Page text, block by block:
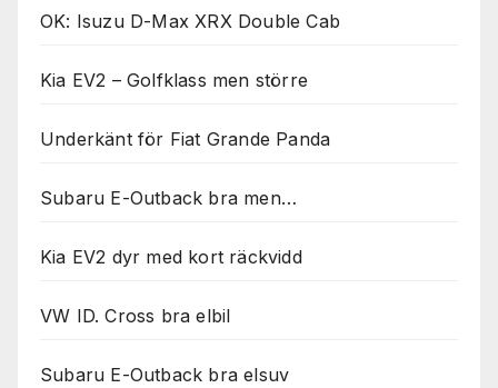
OK: Isuzu D-Max XRX Double Cab
Kia EV2 – Golfklass men större
Underkänt för Fiat Grande Panda
Subaru E-Outback bra men…
Kia EV2 dyr med kort räckvidd
VW ID. Cross bra elbil
Subaru E-Outback bra elsuv